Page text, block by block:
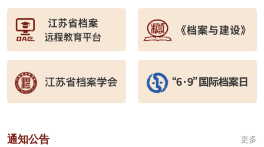
通知公告 更多